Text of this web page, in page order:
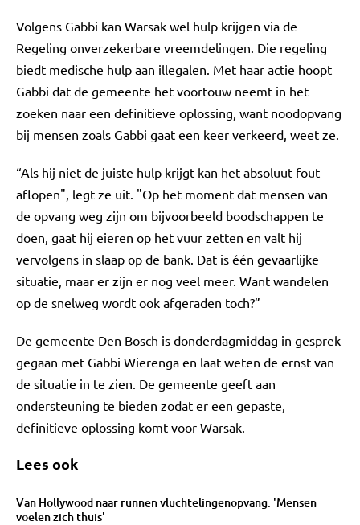
Volgens Gabbi kan Warsak wel hulp krijgen via de
Regeling onverzekerbare vreemdelingen. Die regeling
biedt medische hulp aan illegalen. Met haar actie hoopt
Gabbi dat de gemeente het voortouw neemt in het
zoeken naar een definitieve oplossing, want noodopvang
bij mensen zoals Gabbi gaat een keer verkeerd, weet ze.
“Als hij niet de juiste hulp krijgt kan het absoluut fout
aflopen", legt ze uit. "Op het moment dat mensen van
de opvang weg zijn om bijvoorbeeld boodschappen te
doen, gaat hij eieren op het vuur zetten en valt hij
vervolgens in slaap op de bank. Dat is één gevaarlijke
situatie, maar er zijn er nog veel meer. Want wandelen
op de snelweg wordt ook afgeraden toch?”
De gemeente Den Bosch is donderdagmiddag in gesprek
gegaan met Gabbi Wierenga en laat weten de ernst van
de situatie in te zien. De gemeente geeft aan
ondersteuning te bieden zodat er een gepaste,
definitieve oplossing komt voor Warsak.
Lees ook
Van Hollywood naar runnen vluchtelingenopvang: 'Mensen
voelen zich thuis'